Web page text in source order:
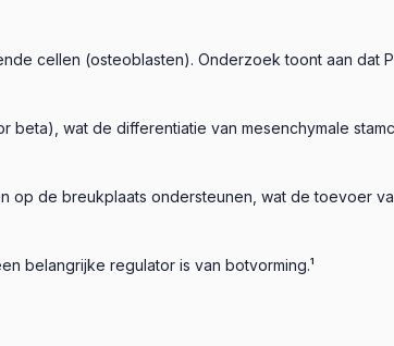
cellen (osteoblasten). Onderzoek toont aan dat
beta), wat de differentiatie van mesenchymale
op de breukplaats ondersteunen, wat de toevoer
belangrijke regulator is van botvorming.¹